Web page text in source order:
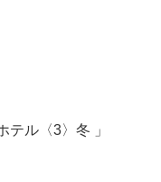
テル〈3〉冬 」